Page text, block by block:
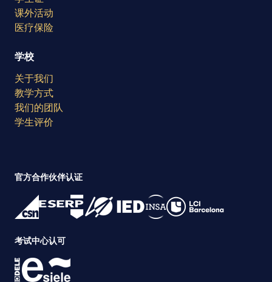
课外活动
医疗保险
学校
关于我们
教学方式
我们的团队
学生评价
官方合作伙伴认证
考试中心认可